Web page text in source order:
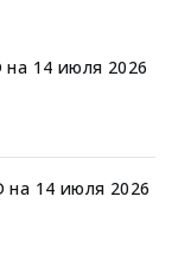
на 14 июля 2026
на 14 июля 2026